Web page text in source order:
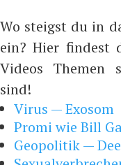
Wo steigst du in
ein? Hier findest
Videos Themen
sind!
Virus — Exosom
Promi wie Bill
Geopolitik —